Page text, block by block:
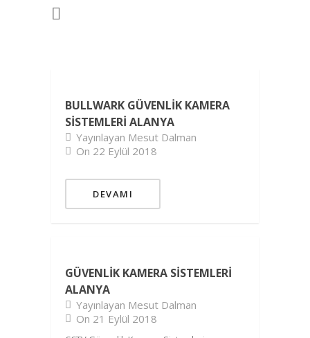
BULLWARK GÜVENLIK KAMERA
SISTEMLERI ALANYA
Yayınlayan Mesut Dalman
On 22 Eylül 2018
DEVAMI
GÜVENLIK KAMERA SISTEMLERI
ALANYA
Yayınlayan Mesut Dalman
On 21 Eylül 2018